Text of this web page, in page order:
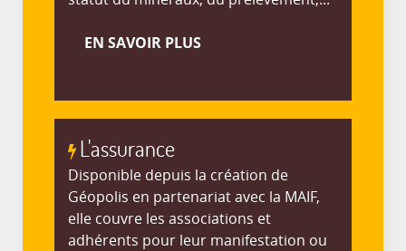
EN SAVOIR PLUS
L'assurance
Disponible depuis la création de
Géopolis en partenariat avec la MAIF,
elle couvre les associations et
adhérents pour leur manifestation ou